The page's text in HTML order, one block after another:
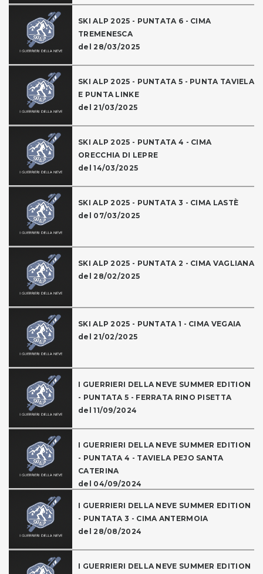
SKI ALP 2025 - PUNTATA 6 - CIMA
TREMENESCA
del 28/03/2025
SKI ALP 2025 - PUNTATA 5 - PUNTA TAVIELA
E PUNTA LINKE
del 21/03/2025
SKI ALP 2025 - PUNTATA 4 - CIMA
ORECCHIA DI LEPRE
del 14/03/2025
SKI ALP 2025 - PUNTATA 3 - CIMA LASTÈ
del 07/03/2025
SKI ALP 2025 - PUNTATA 2 - CIMA VAGLIANA
del 28/02/2025
SKI ALP 2025 - PUNTATA 1 - CIMA VEGAIA
del 21/02/2025
I GUERRIERI DELLA NEVE SUMMER EDITION
- PUNTATA 5 - FERRATA RINO PISETTA
del 11/09/2024
I GUERRIERI DELLA NEVE SUMMER EDITION
- PUNTATA 4 - TAVIELA PEJO SANTA
CATERINA
del 04/09/2024
I GUERRIERI DELLA NEVE SUMMER EDITION
- PUNTATA 3 - CIMA ANTERMOIA
del 28/08/2024
I GUERRIERI DELLA NEVE SUMMER EDITION